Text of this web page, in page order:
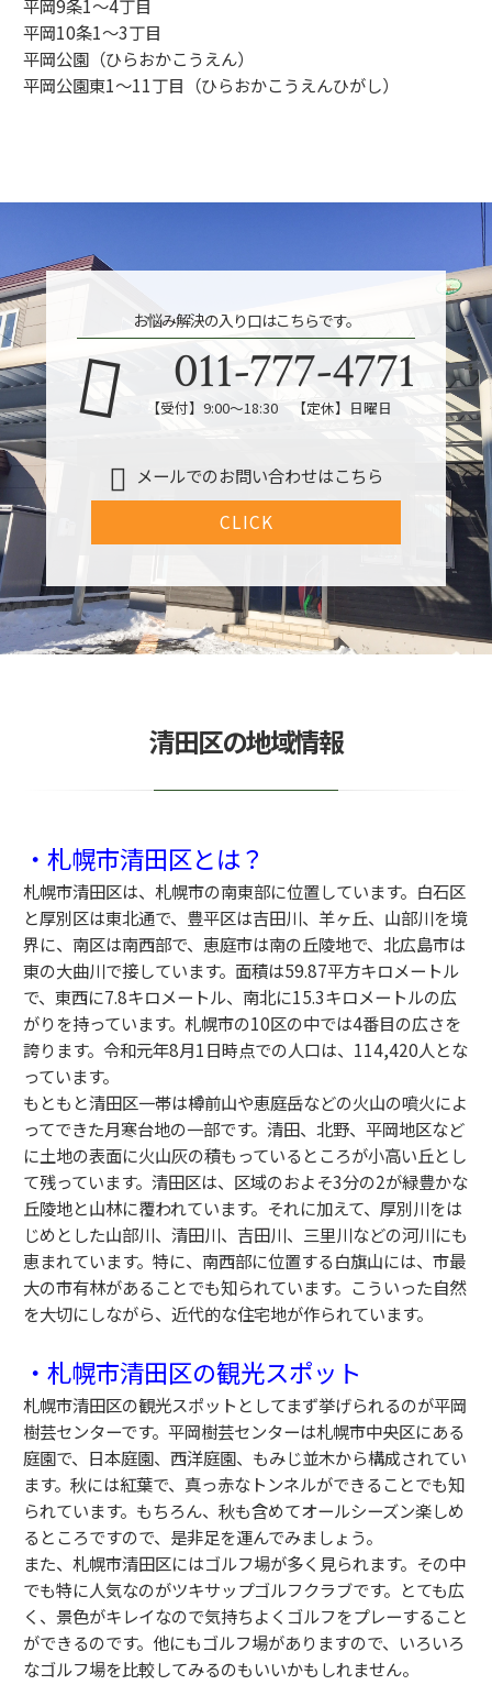
平岡9条1～4丁目
平岡10条1～3丁目
平岡公園（ひらおかこうえん）
平岡公園東1～11丁目（ひらおかこうえんひがし）
お悩み解決の入り口はこちらです。
011-777-4771
【受付】9:00～18:30 【定休】日曜日
メールでのお問い合わせはこちら
CLICK
清田区の地域情報
・札幌市清田区とは？
札幌市清田区は、札幌市の南東部に位置しています。白石区
と厚別区は東北通で、豊平区は吉田川、羊ヶ丘、山部川を境
界に、南区は南西部で、恵庭市は南の丘陵地で、北広島市は
東の大曲川で接しています。面積は59.87平方キロメートル
で、東西に7.8キロメートル、南北に15.3キロメートルの広
がりを持っています。札幌市の10区の中では4番目の広さを
誇ります。令和元年8月1日時点での人口は、114,420人とな
っています。
もともと清田区一帯は樽前山や恵庭岳などの火山の噴火によ
ってできた月寒台地の一部です。清田、北野、平岡地区など
に土地の表面に火山灰の積もっているところが小高い丘とし
て残っています。 清田区は、区域のおよそ3分の2が緑豊かな
丘陵地と山林に覆われています。それに加えて、厚別川をは
じめとした山部川、清田川、 吉田川、三里川などの河川にも
恵まれています。特に、 南西部に位置する白旗山には、市最
大の市有林があることでも知られています。こういった自然
を大切にしながら、近代的な住宅地が作られています。
・札幌市清田区の観光スポット
札幌市清田区の観光スポットとしてまず挙げられるのが平岡
樹芸センターです。平岡樹芸センターは札幌市中央区にある
庭園で、 日本庭園、西洋庭園、もみじ並木から構成されてい
ます。秋には紅葉で、真っ赤なトンネルができることでも知
られています。 もちろん、秋も含めてオールシーズン楽しめ
るところですので、 是非足を運んでみましょう。
また、札幌市清田区にはゴルフ場が多く見られます。 その中
でも特に人気なのがツキサップゴルフクラブです。 とても広
く、 景色がキレイなので気持ちよくゴルフをプレーすること
ができるのです。他にもゴルフ場がありますので、いろいろ
なゴルフ場を比較してみるのもいいかもしれません。